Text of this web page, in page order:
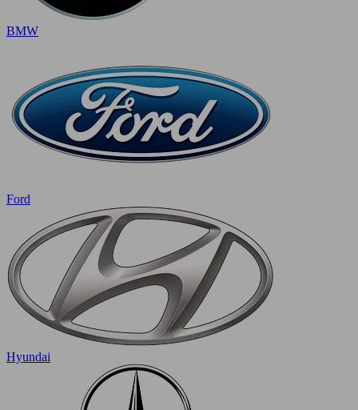
BMW
Ford
Hyundai